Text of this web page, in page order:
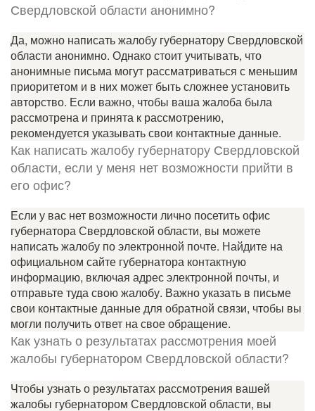
Свердловской области анонимно?
Да, можно написать жалобу губернатору Свердловской
области анонимно. Однако стоит учитывать, что
анонимные письма могут рассматриваться с меньшим
приоритетом и в них может быть сложнее установить
авторство. Если важно, чтобы ваша жалоба была
рассмотрена и принята к рассмотрению,
рекомендуется указывать свои контактные данные.
Как написать жалобу губернатору Свердловской
области, если у меня нет возможности прийти в
его офис?
Если у вас нет возможности лично посетить офис
губернатора Свердловской области, вы можете
написать жалобу по электронной почте. Найдите на
официальном сайте губернатора контактную
информацию, включая адрес электронной почты, и
отправьте туда свою жалобу. Важно указать в письме
свои контактные данные для обратной связи, чтобы вы
могли получить ответ на свое обращение.
Как узнать о результатах рассмотрения моей
жалобы губернатором Свердловской области?
Чтобы узнать о результатах рассмотрения вашей
жалобы губернатором Свердловской области, вы